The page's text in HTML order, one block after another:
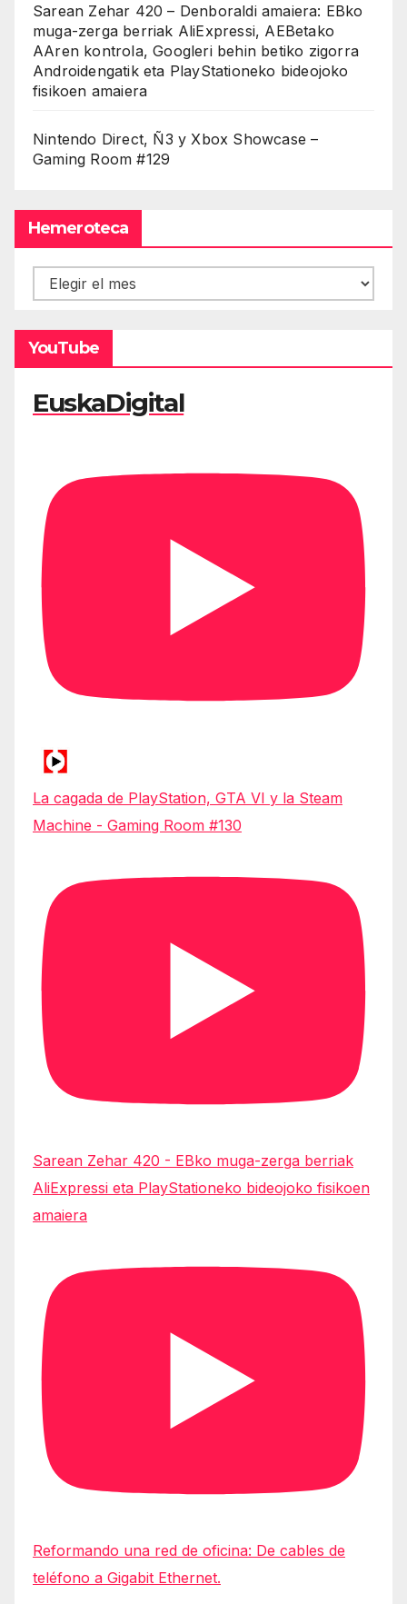
Sarean Zehar 420 – Denboraldi amaiera: EBko
muga-zerga berriak AliExpressi, AEBetako
AAren kontrola, Googleri behin betiko zigorra
Androidengatik eta PlayStationeko bideojoko
fisikoen amaiera
Nintendo Direct, Ñ3 y Xbox Showcase –
Gaming Room #129
Hemeroteca
Hemeroteca
YouTube
EuskaDigital
La cagada de PlayStation, GTA VI y la Steam
Machine - Gaming Room #130
Sarean Zehar 420 - EBko muga-zerga berriak
AliExpressi eta PlayStationeko bideojoko fisikoen
amaiera
Reformando una red de oficina: De cables de
teléfono a Gigabit Ethernet.